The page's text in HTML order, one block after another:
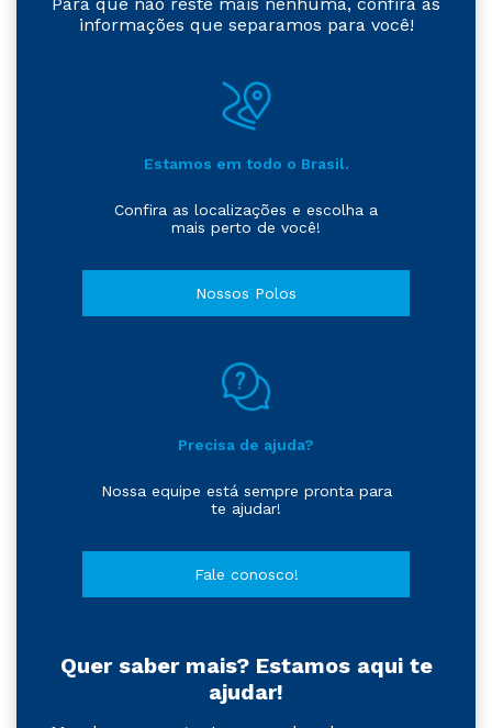
informações que separamos para você!
Estamos em todo o Brasil.
Confira as localizações e escolha a
mais perto de você!
Nossos Polos
Precisa de ajuda?
Nossa equipe está sempre pronta para
te ajudar!
Fale conosco!
Quer saber mais? Estamos aqui te
ajudar!